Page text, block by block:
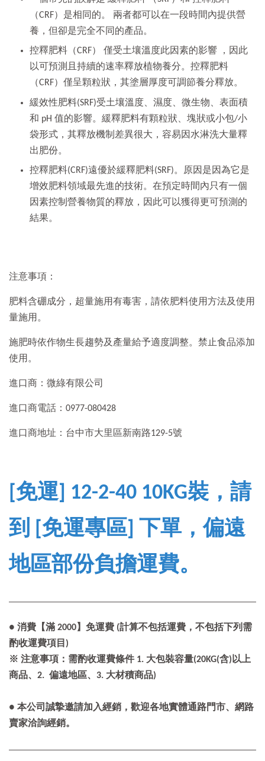
（CRF）是相同的。 兩者都可以在一段時間內提供營
養，但卻是完全不同的產品。
控釋肥料（CRF） 僅受土壤溫度此因素的影響 ，因此
以可預測且持續的速率釋放植物養分。控釋肥料
（CRF）僅呈顆粒狀，其塗層厚度可調節養分釋放。
緩效性肥料(SRF)受土壤溫度、濕度、微生物、表面積
和 pH 值的影響。緩釋肥料有顆粒狀、塊狀或小包/小
袋形式，其釋放機制差異很大，容易因水淋洗大量釋
出肥份。
控釋肥料(CRF)遠優於緩釋肥料(SRF)。原因是因為它是
增效肥料領域最先進的技術。在預定時間內只有一個
因素控制營養物質的釋放，因此可以獲得更可預測的
結果。
注意事項：
肥料含硼成分，超量施用有毒害，請依肥料使用方法及使用
量施用。
施肥時依作物生長趨勢及產量給予適度調整。禁止食品添加
使用。
進口商：微綠有限公司
進口商電話：0977-080428
進口商地址：台中市大里區新南路129-5號
[免運] 12-2-40 10KG裝，請
到 [免運專區] 下單，偏遠
地區部份負擔運費。
● 消費【滿 2000】免運費 (計算不包括運費，不包括下列需
酌收運費項目)
※ 注意事項：需酌收運費條件 1. 大包裝容量(20KG(含)以上
商品、2. 偏遠地區、3. 大材積商品)
● 本公司誠摯邀請加入經銷，歡迎各地實體通路門市、網路
賣家洽詢經銷。